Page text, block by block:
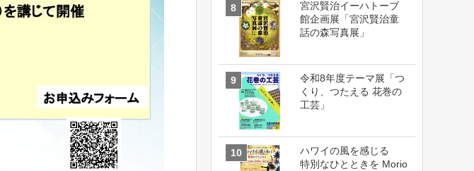
宮沢賢治イーハトーブ
館企画展「宮沢賢治童
話の森写真展」
令和8年度テーマ展「つ
くり、つたえる 花巻の
工芸」
ハワイの風を感じる
特別なひとときを Morio